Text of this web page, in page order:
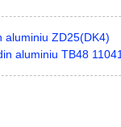
aluminiu ZD25(DK4)
aluminiu TB48